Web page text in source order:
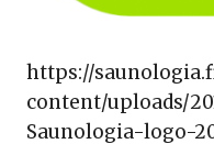
https://
content/uploads/
Saunologia-logo-